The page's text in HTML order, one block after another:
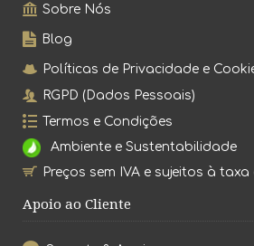
Sobre Nós
Blog
Políticas de Privacidade e
RGPD (Dados Pessoais)
Termos e Condições
Ambiente e Sustentabilidade
Preços sem IVA e sujeitos à
Apoio ao Cliente